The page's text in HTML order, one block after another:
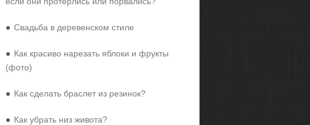
● Свадьба в деревенском стиле
● Как красиво нарезать яблоки и фрукты
(фото)
● Как сделать браслет из резинок?
● Как убрать низ живота?